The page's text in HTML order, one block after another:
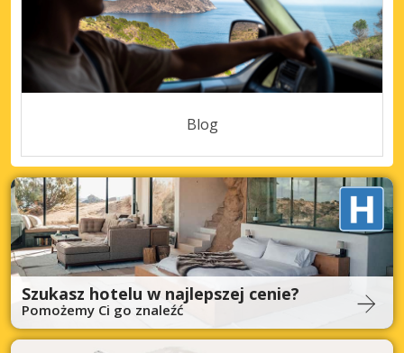
Blog
Szukasz hotelu w najlepszej cenie?
Pomożemy Ci go znaleźć